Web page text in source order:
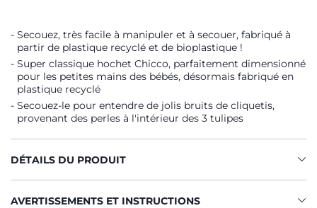
Secouez, très facile à manipuler et à secouer, fabriqué à
partir de plastique recyclé et de bioplastique !
Super classique hochet Chicco, parfaitement dimensionné
pour les petites mains des bébés, désormais fabriqué en
plastique recyclé
Secouez-le pour entendre de jolis bruits de cliquetis,
provenant des perles à l'intérieur des 3 tulipes
DÉTAILS DU PRODUIT
AVERTISSEMENTS ET INSTRUCTIONS